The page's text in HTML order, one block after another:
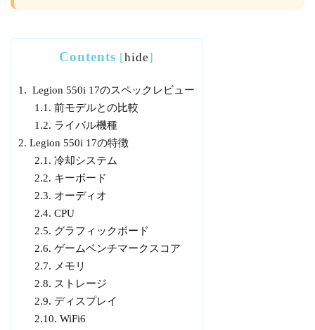
Contents [hide]
1. Legion 550i 17のスペックレビュー
1.1. 前モデルとの比較
1.2. ライバル機種
2. Legion 550i 17の特徴
2.1. 冷却システム
2.2. キーボード
2.3. オーディオ
2.4. CPU
2.5. グラフィックボード
2.6. ゲームベンチマークスコア
2.7. メモリ
2.8. ストレージ
2.9. ディスプレイ
2.10. WiFi6